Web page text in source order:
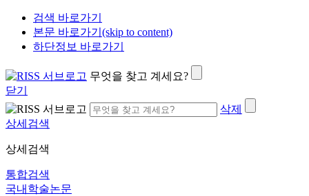
검색 바로가기
본문 바로가기(skip to content)
하단정보 바로가기
무엇을 찾고 계세요?
닫기
삭제
상세검색
상세검색
통합검색
국내학술논문